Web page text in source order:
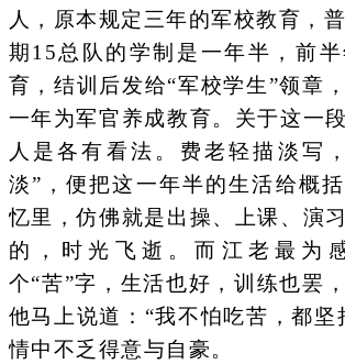
人，原本规定三年的军校教育，
期15总队的学制是一年半，前
育，结训后发给“军校学生”领章
一年为军官养成教育。关于这一
人是各有看法。费老轻描淡写
淡”，便把这一年半的生活给概
忆里，仿佛就是出操、上课、演
的，时光飞逝。而江老最为
个“苦”字，生活也好，训练也罢
他马上说道：“我不怕吃苦，都坚
情中不乏得意与自豪。